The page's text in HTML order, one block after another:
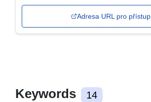
Adresa URL pro přístup
Keywords 14